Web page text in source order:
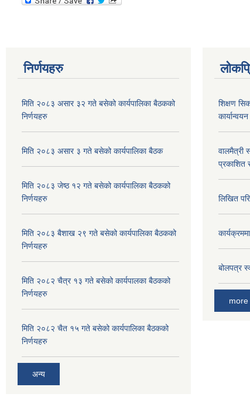
निर्णयहरु
मिति २०८३ असार ३२ गते बसेको कार्यपालिका बैठकको
निर्णयहरु
मिति २०८३ असार ३ गते बसेको कार्यपालिका बैठक
मिति २०८३ जेष्ठ १२ गते बसेको कार्यपालिका बैठकको
निर्णयहरु
मिति २०८३ बैशाख २९ गते बसेको कार्यपालिका बैठकको
निर्णयहरु
मिति २०८२ चैत्र १३ गते बसेको कार्यपालका बैठकको
निर्णयहरु
मिति २०८२ चैत १५ गते बसेको कार्यपालिका बैठकको
निर्णयहरु
अन्य
शिक्षण
वालमैत्री
प्रकाशित
लिखित
बोलपत्र
more